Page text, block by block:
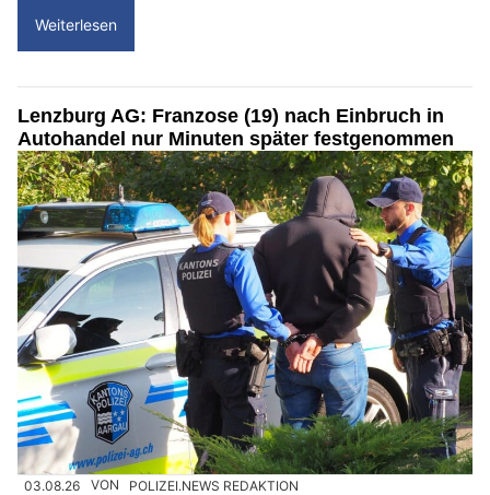
Weiterlesen
Lenzburg AG: Franzose (19) nach Einbruch in
Autohandel nur Minuten später festgenommen
03.08.26 VON POLIZEI.NEWS REDAKTION